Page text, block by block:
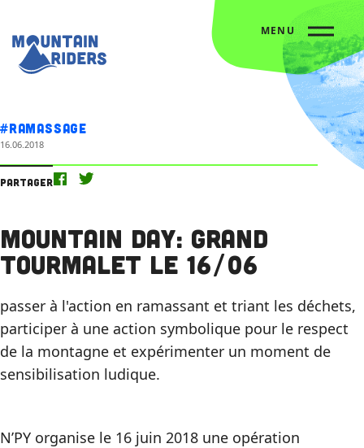
MENU
#Ramassage
16.06.2018
Partager
Mountain Day: Grand
Tourmalet le 16/06
passer à l'action en ramassant et triant les déchets,
participer à une action symbolique pour le respect
de la montagne et expérimenter un moment de
sensibilisation ludique.
N’PY organise le 16 juin 2018 une opération